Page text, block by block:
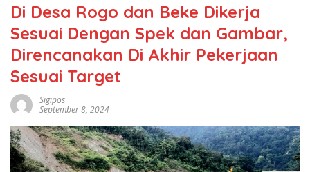
Di Desa Rogo dan Beke Dikerja
Sesuai Dengan Spek dan Gambar,
Direncanakan Di Akhir Pekerjaan
Sesuai Target
Sigipos
September 8, 2024